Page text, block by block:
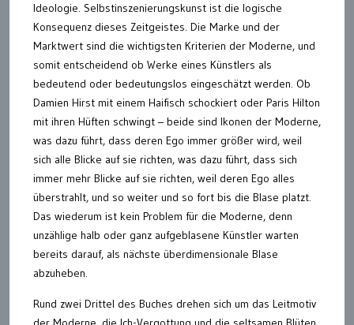
Ideologie. Selbstinszenierungskunst ist die logische
Konsequenz dieses Zeitgeistes. Die Marke und der
Marktwert sind die wichtigsten Kriterien der Moderne, und
somit entscheidend ob Werke eines Künstlers als
bedeutend oder bedeutungslos eingeschätzt werden. Ob
Damien Hirst mit einem Haifisch schockiert oder Paris Hilton
mit ihren Hüften schwingt – beide sind Ikonen der Moderne,
was dazu führt, dass deren Ego immer größer wird, weil
sich alle Blicke auf sie richten, was dazu führt, dass sich
immer mehr Blicke auf sie richten, weil deren Ego alles
überstrahlt, und so weiter und so fort bis die Blase platzt.
Das wiederum ist kein Problem für die Moderne, denn
unzählige halb oder ganz aufgeblasene Künstler warten
bereits darauf, als nächste überdimensionale Blase
abzuheben.
Rund zwei Drittel des Buches drehen sich um das Leitmotiv